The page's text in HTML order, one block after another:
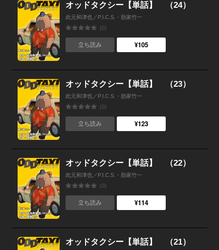
オッドタクシー【単話】 （24）
此元和津也／P.I.C.S.・肋家竹一
(0)
立ち読み ¥105
オッドタクシー【単話】 （23）
此元和津也／P.I.C.S.・肋家竹一
(0)
立ち読み ¥123
オッドタクシー【単話】 （22）
此元和津也／P.I.C.S.・肋家竹一
(0)
立ち読み ¥114
オッドタクシー【単話】 （21）